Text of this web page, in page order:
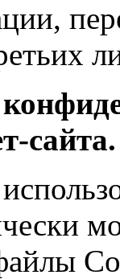
сайта.